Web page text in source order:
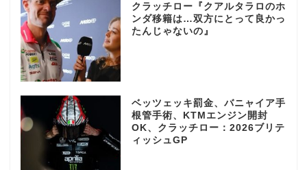
クラッチロー『クアルタラロのホ
ンダ移籍は…双方にとって良かっ
たんじゃないの』
ベッツェッキ罰金、バニャイア手
根管手術、KTMエンジン開封
OK、クラッチロー：2026ブリテ
ィッシュGP